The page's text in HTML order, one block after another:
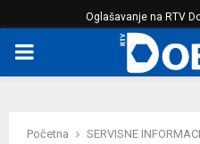
Oglašavanje na RTV
PRIMARY
Početna
SERVISNE